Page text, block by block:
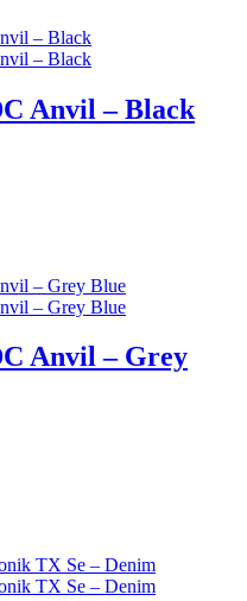
Anvil – Black
Anvil – Grey